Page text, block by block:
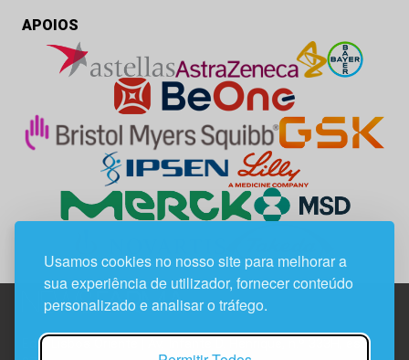
Usamos cookies no nosso site para melhorar a
sua experiência de utilizador, fornecer conteúdo
personalizado e analisar o tráfego.
APOIOS
Edif. Lisboa Oriente | Av. Infante D. Henrique, n.º 333H, esc.